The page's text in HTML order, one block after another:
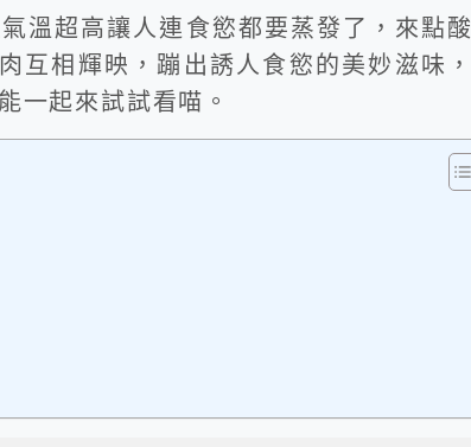
氣溫超高讓人連食慾都要蒸發了，來點酸
互相輝映，蹦出誘人食慾的美妙滋味，
一起來試試看喵。